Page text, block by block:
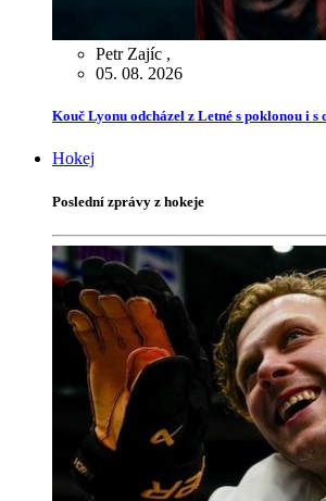
Petr Zajíc ,
05. 08. 2026
Kouč Lyonu odcházel z Letné s poklonou i
Hokej
Poslední zprávy z hokeje